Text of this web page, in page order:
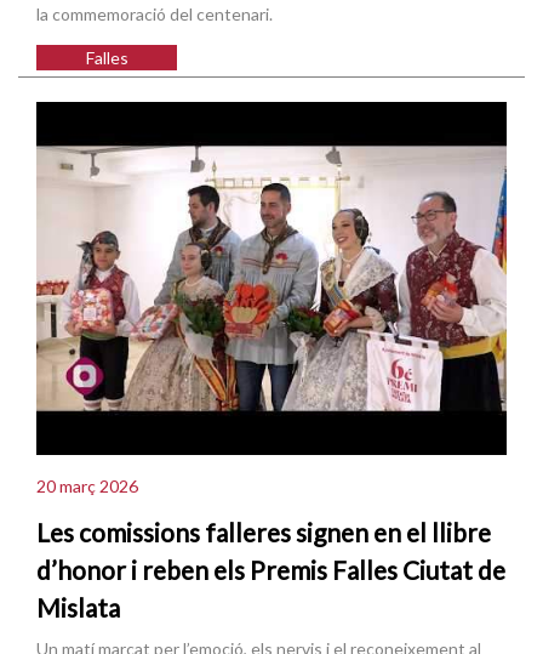
la commemoració del centenari.
Falles
20 març 2026
Les comissions falleres signen en el llibre
d’honor i reben els Premis Falles Ciutat de
Mislata
Un matí marcat per l’emoció, els nervis i el reconeixement al